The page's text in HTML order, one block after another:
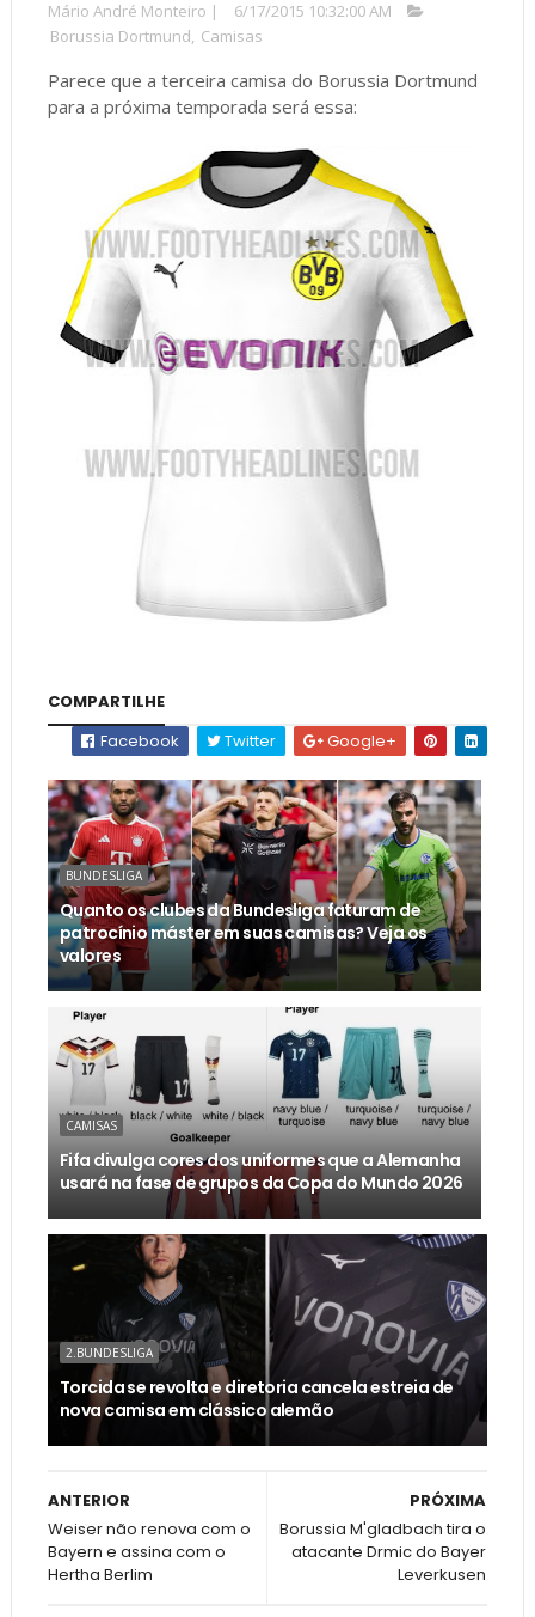
Mário André Monteiro |
6/17/2015 10:32:00 AM
Borussia Dortmund, Camisas
Parece que a terceira camisa do Borussia Dortmund
para a próxima temporada será essa:
COMPARTILHE
Facebook
Twitter Google+
BUNDESLIGA
Quanto os clubes da Bundesliga faturam de
patrocínio máster em suas camisas? Veja os
valores
CAMISAS
Fifa divulga cores dos uniformes que a Alemanha
usará na fase de grupos da Copa do Mundo 2026
2.BUNDESLIGA
Torcida se revolta e diretoria cancela estreia de
nova camisa em clássico alemão
PRÓXIMA
Borussia M'gladbach tira o
atacante Drmic do Bayer
Leverkusen
ANTERIOR
Weiser não renova com o
Bayern e assina com o
Hertha Berlim